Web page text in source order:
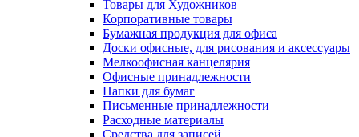
Товары для Художников
Корпоративные товары
Бумажная продукция для офиса
Доски офисные, для рисования и аксессуары
Мелкоофисная канцелярия
Офисные принадлежности
Папки для бумаг
Письменные принадлежности
Расходные материалы
Средства для записей